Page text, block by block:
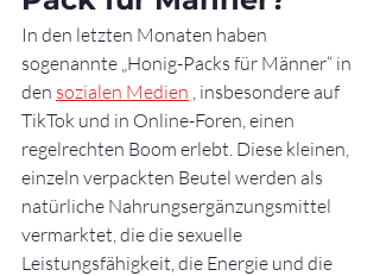
In den letzten Monaten haben
sogenannte „Honig-Packs für Männer“ in
den sozialen Medien , insbesondere auf
TikTok und in Online-Foren, einen
regelrechten Boom erlebt. Diese kleinen,
einzeln verpackten Beutel werden als
natürliche Nahrungsergänzungsmittel
vermarktet, die die sexuelle
Leistungsfähigkeit, die Energie und die